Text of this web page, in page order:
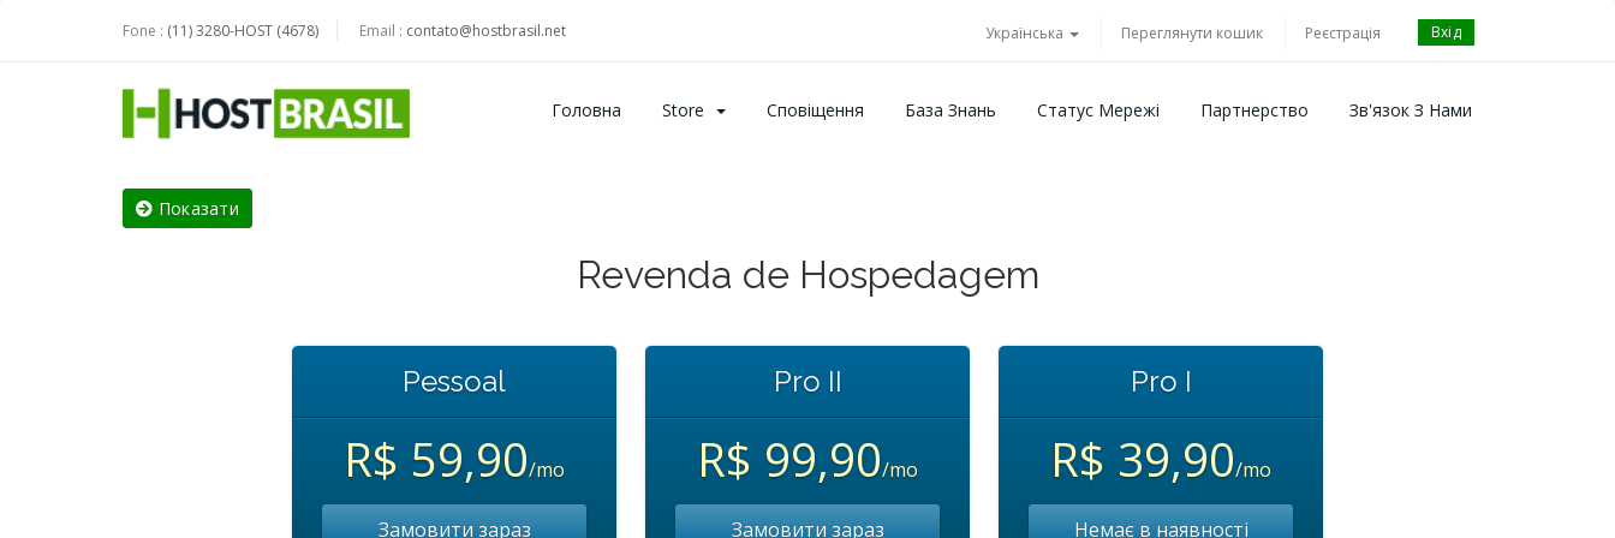
Fone : (11) 3280-HOST (4678) Email : contato@hostbrasil.net Українська Переглянути кошик Реєстрація Вхід
Головна Store Сповіщення База Знань Статус Мережі Партнерство Зв'язок З Нами
Показати
Revenda de Hospedagem
Pessoal
R$ 59,90/mo
Замовити зараз
Pro II
R$ 99,90/mo
Замовити зараз
Pro I
R$ 39,90/mo
Немає в наявності